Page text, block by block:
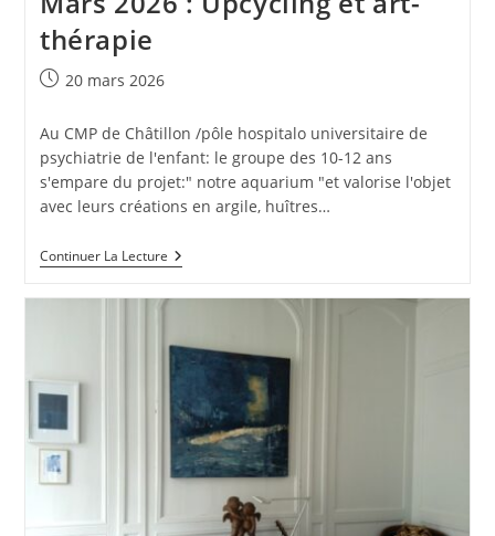
thérapie
Publication
20 mars 2026
Au CMP de Châtillon /pôle hospitalo universitaire de
psychiatrie de l'enfant: le groupe des 10-12 ans
s'empare du projet:" notre aquarium "et valorise l'objet
avec leurs créations en argile, huîtres…
Continuer La LectureMars
2026
Art-
Thérapie